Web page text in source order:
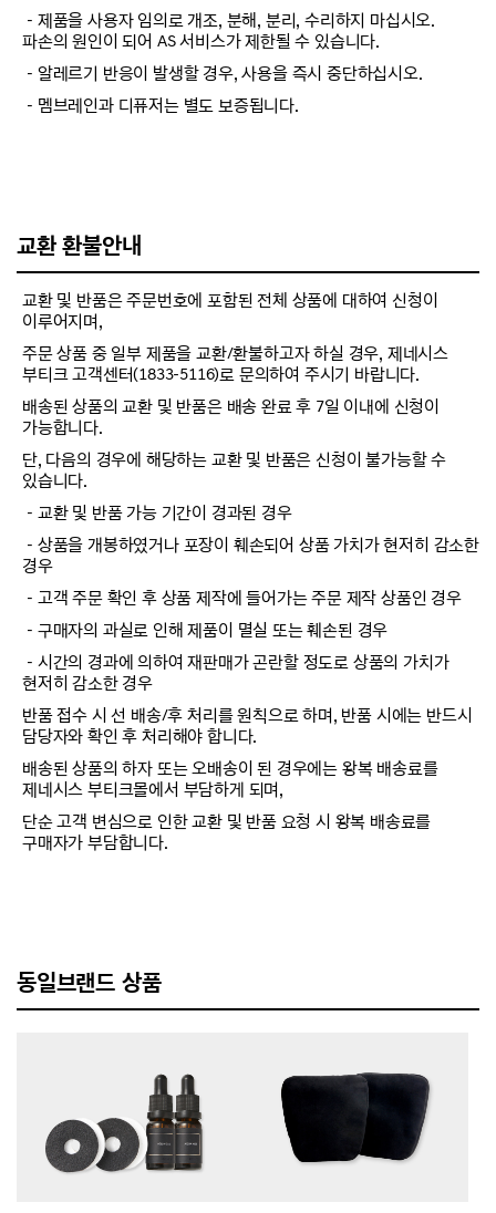
－제품을 사용자 임의로 개조, 분해, 분리, 수리하지 마십시오.
파손의 원인이 되어 AS 서비스가 제한될 수 있습니다.
－알레르기 반응이 발생할 경우, 사용을 즉시 중단하십시오.
－멤브레인과 디퓨저는 별도 보증됩니다.
교환 환불안내
교환 및 반품은 주문번호에 포함된 전체 상품에 대하여 신청이
이루어지며,
주문 상품 중 일부 제품을 교환/환불하고자 하실 경우, 제네시스
부티크 고객센터(1833-5116)로 문의하여 주시기 바랍니다.
배송된 상품의 교환 및 반품은 배송 완료 후 7일 이내에 신청이
가능합니다.
단, 다음의 경우에 해당하는 교환 및 반품은 신청이 불가능할 수
있습니다.
－교환 및 반품 가능 기간이 경과된 경우
－상품을 개봉하였거나 포장이 훼손되어 상품 가치가 현저히 감소한
경우
－고객 주문 확인 후 상품 제작에 들어가는 주문 제작 상품인 경우
－구매자의 과실로 인해 제품이 멸실 또는 훼손된 경우
－시간의 경과에 의하여 재판매가 곤란할 정도로 상품의 가치가
현저히 감소한 경우
반품 접수 시 선 배송/후 처리를 원칙으로 하며, 반품 시에는 반드시
담당자와 확인 후 처리해야 합니다.
배송된 상품의 하자 또는 오배송이 된 경우에는 왕복 배송료를
제네시스 부티크몰에서 부담하게 되며,
단순 고객 변심으로 인한 교환 및 반품 요청 시 왕복 배송료를
구매자가 부담합니다.
동일브랜드 상품